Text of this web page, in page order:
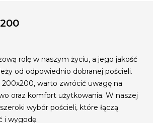
rolę w naszym życiu, a jego jakość
od odpowiednio dobranej pościeli.
200x200, warto zwrócić uwagę na
oraz komfort użytkowania. W naszej
wybór pościeli, które łączą
i wygodę.